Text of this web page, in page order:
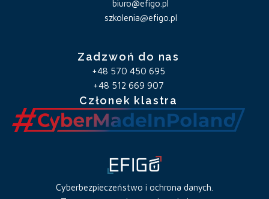
Cyberbezpieczeństwo i ochrona danych.
Zadzwoń do nas
+48 570 450 695
+48 512 669 907
Członek klastra
biuro@efigo.pl
szkolenia@efigo.pl